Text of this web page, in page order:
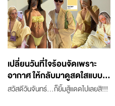
เปลี่ยนวันที่ใจร้อนจัดเพราะ
อากาศ ให้กลับมาดูสดใสแบบ...
สวัสดีวันจันทร์...ก็ยิ้มสู้แดดไปเลยสิ!!!